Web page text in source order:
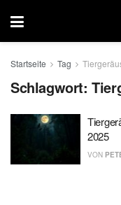
Startseite Tag
Schlagwort:
2025
VON